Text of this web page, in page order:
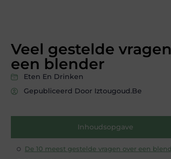
Veel gestelde
een blender
Eten En Drinken
Gepubliceerd Door Iztougoud.be
Inhoudsopgave
De 10 meest gestelde vragen over een